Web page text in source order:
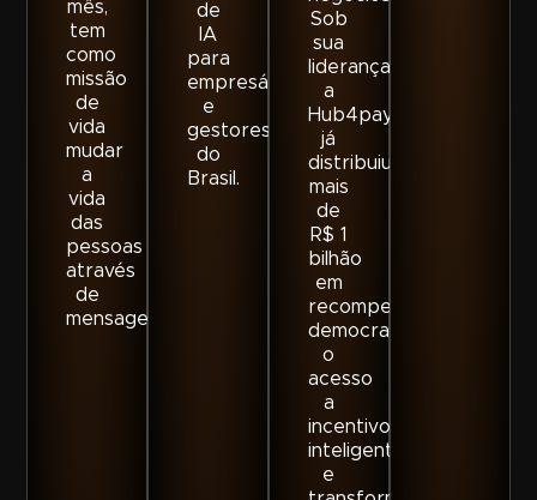
mês,
tem
como
missão
de
vida
mudar
a
vida
das
pessoas
através
de
mensagens.
de
IA
para
empresários
e
gestores
do
Brasil.
Sob
sua
liderança,
a
Hub4pay
já
distribuiu
mais
de
R$ 1
bilhão
em
recompensas,
democratizando
o
acesso
a
incentivos
inteligentes
e